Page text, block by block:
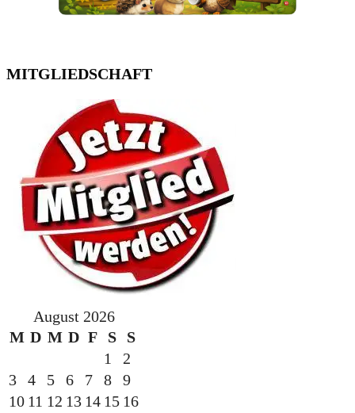
MITGLIEDSCHAFT
August 2026
M D M D F S
S
1
2
3
4 5 6 7 8
9
10 11 12 13 14 15 16